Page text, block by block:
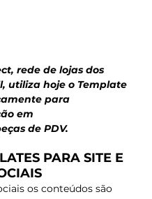
rede de lojas dos
utiliza hoje o Template
para
em
de PDV.
PARA SITE E
os conteúdos são